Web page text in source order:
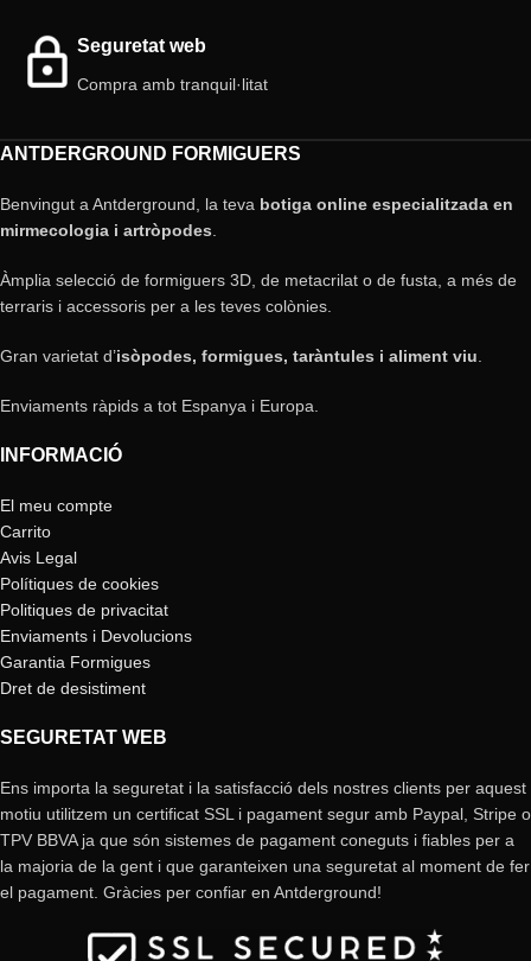
Seguretat web
Compra amb tranquil·litat
ANTDERGROUND FORMIGUERS
Benvingut a Antderground, la teva botiga online especialitzada en
mirmecologia i artròpodes
Àmplia selecció de formiguers 3D, de metacrilat o de fusta, a més de
terraris i accessoris per a les teves colònies.
Gran varietat d’isòpodes, formigues, taràntules i aliment viu
Enviaments ràpids a tot Espanya i Europa.
INFORMACIÓ
El meu compte
Carrito
Avis Legal
Polítiques de cookies
Politiques de privacitat
Enviaments i Devolucions
Garantia Formigues
Dret de desistiment
SEGURETAT WEB
Ens importa la seguretat i la satisfacció dels nostres clients per aquest
motiu utilitzem un certificat SSL i pagament segur amb Paypal, Stripe o
TPV BBVA ja que són sistemes de pagament coneguts i fiables per a
la majoria de la gent i que garanteixen una seguretat al moment de fer
el pagament. Gràcies per confiar en Antderground!